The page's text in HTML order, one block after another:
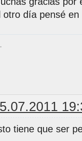
otro día pensé
tiene que ser